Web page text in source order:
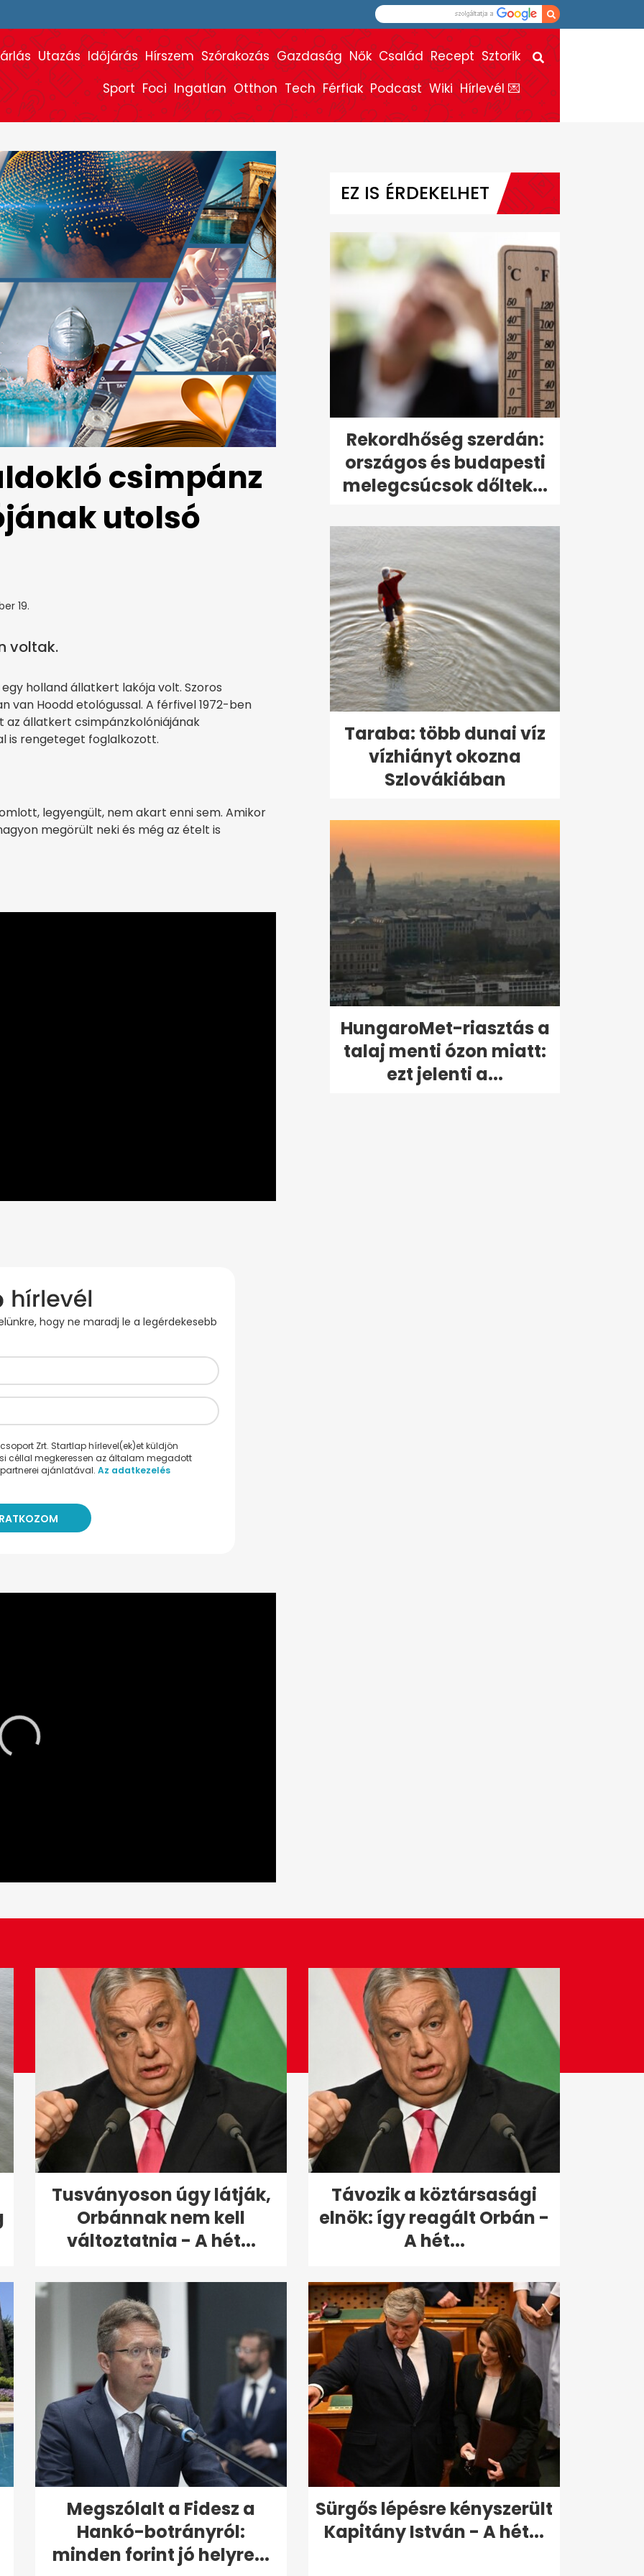
Utazás Időjárás Hírszem Szórakozás Gazdaság Nők Család Recept Sztorik
Sport Foci Ingatlan Otthon Tech Férfiak Podcast Wiki Hírlevél 💌
csimpánz
utolsó
19.
voltak.
holland állatkert lakója volt. Szoros
van Hoodd etológussal. A férfivel 1972-ben
az állatkert csimpánzkolóniájának
is rengeteget foglalkozott.
legyengült, nem akart enni sem. Amikor
megörült neki és még az ételt is
hogy ne maradj le a legérdekesebb
Zrt. Startlap hírlevel(ek)et küldjön
céllal megkeressen az általam megadott
ajánlatával. Az adatkezelés
EZ IS ÉRDEKELHET
Rekordhőség szerdán:
országos és budapesti
melegcsúcsok dőltek...
Taraba: több dunai víz
vízhiányt okozna
Szlovákiában
HungaroMet-riasztás a
talaj menti ózon miatt:
ezt jelenti a...
Tusványoson úgy látják,
Orbánnak nem kell
változtatnia - A hét...
Távozik a köztársasági
elnök: így reagált Orbán -
A hét...
Megszólalt a Fidesz a
Hankó-botrányról:
minden forint jó helyre...
Sürgős lépésre kényszerült
Kapitány István - A hét...